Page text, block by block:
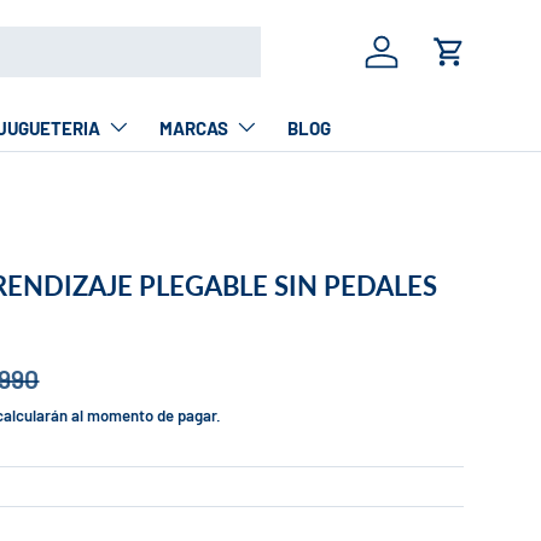
Iniciar sesión
Carrito
MARCAS BLOG
PLEGABLE SIN PEDALES
al momento de pagar.